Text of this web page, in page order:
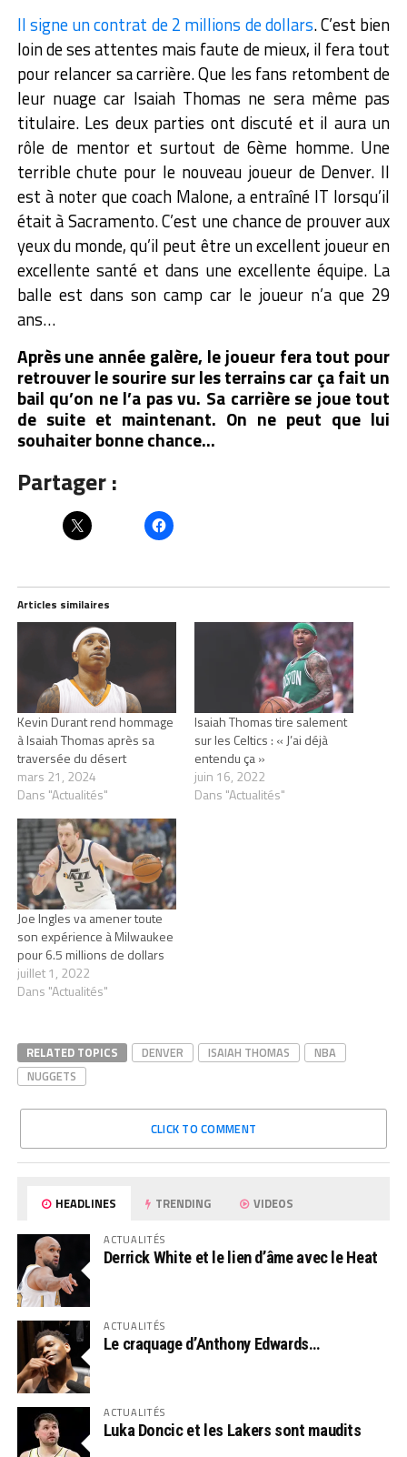
Il signe un contrat de 2 millions de dollars. C’est bien
loin de ses attentes mais faute de mieux, il fera tout
pour relancer sa carrière. Que les fans retombent de
leur nuage car Isaiah Thomas ne sera même pas
titulaire. Les deux parties ont discuté et il aura un
rôle de mentor et surtout de 6ème homme. Une
terrible chute pour le nouveau joueur de Denver. Il
est à noter que coach Malone, a entraîné IT lorsqu’il
était à Sacramento. C’est une chance de prouver aux
yeux du monde, qu’il peut être un excellent joueur en
excellente santé et dans une excellente équipe. La
balle est dans son camp car le joueur n’a que 29
ans…
Après une année galère, le joueur fera tout pour
retrouver le sourire sur les terrains car ça fait un
bail qu’on ne l’a pas vu. Sa carrière se joue tout
de suite et maintenant. On ne peut que lui
souhaiter bonne chance…
Partager :
Articles similaires
Kevin Durant rend hommage
à Isaiah Thomas après sa
traversée du désert
mars 21, 2024
Dans "Actualités"
Isaiah Thomas tire salement
sur les Celtics : « J’ai déjà
entendu ça »
juin 16, 2022
Dans "Actualités"
Joe Ingles va amener toute
son expérience à Milwaukee
pour 6.5 millions de dollars
juillet 1, 2022
Dans "Actualités"
RELATED TOPICS DENVER ISAIAH THOMAS
NBA
NUGGETS
CLICK TO COMMENT
HEADLINES TRENDING VIDEOS
ACTUALITÉS
Derrick White et le lien d’âme avec le Heat
ACTUALITÉS
Le craquage d’Anthony Edwards…
ACTUALITÉS
Luka Doncic et les Lakers sont maudits